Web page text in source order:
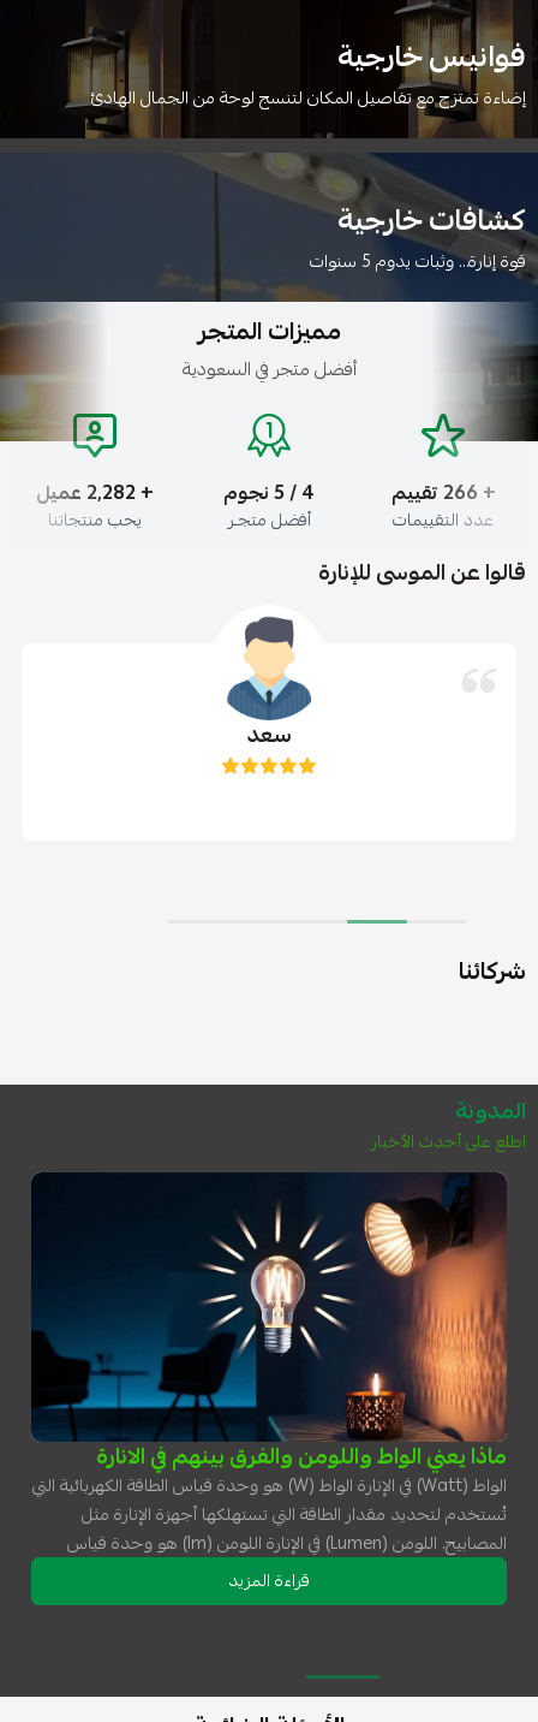
فوانيس خارجية
إضاءة تمتزج مع تفاصيل المكان لتنسج لوحة من الجمال الهادئ
كشافات خارجية
قوة إنارة… وثبات يدوم 5 سنوات
مميزات المتجر
أفضل متجر في السعودية
+ 282 تقييم
عدد التقييمات
5 / 5 نجوم
أفضل متجـر
+ 2,954 عميل
يحب منتجاتنا
قالوا عن الموسى للإنارة
سعد
شركائنا
المدونة
اطلع على أحدث الأخبار
ماذا يعني الواط واللومن والفرق بينهم في الانارة
الواط (Watt) في الإنارة الواط (W) هو وحدة قياس الطاقة الكهربائية التي
تُستخدم لتحديد مقدار الطاقة التي تستهلكها أجهزة الإنارة مثل
المصابيح. اللومن (Lumen) في الإنارة اللومن (lm) هو وحدة قياس
شدة الإضاءة أو كمية الضوء المرئي التي تنتجها مصدر ضوء معين. ا
قراءة المزيد